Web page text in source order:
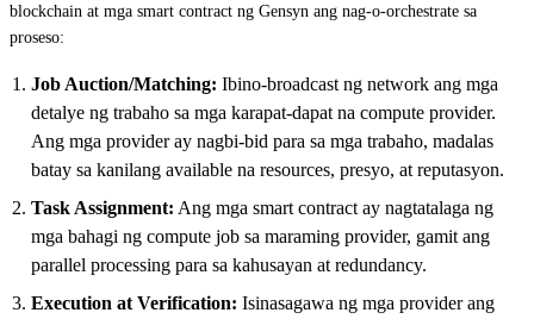
blockchain at mga smart contract ng Gensyn ang nag-o-orchestrate sa
proseso:
Job Auction/Matching: Ibino-broadcast ng network ang mga
detalye ng trabaho sa mga karapat-dapat na compute provider.
Ang mga provider ay nagbi-bid para sa mga trabaho, madalas
batay sa kanilang available na resources, presyo, at reputasyon.
Task Assignment: Ang mga smart contract ay nagtatalaga ng
mga bahagi ng compute job sa maraming provider, gamit ang
parallel processing para sa kahusayan at redundancy.
Execution at Verification: Isinasagawa ng mga provider ang